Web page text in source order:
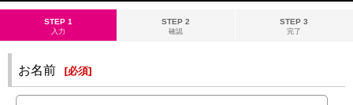
STEP 1
入力
STEP 2
確認
STEP 3
完了
お名前 [必須]